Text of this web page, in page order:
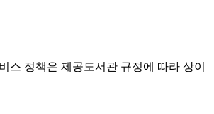
스 정책은 제공도서관 규정에 따라 상이